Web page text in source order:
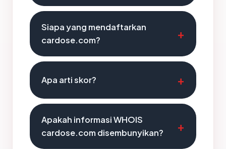
Siapa yang mendaftarkan
cardose.com?
Apa arti skor?
Apakah informasi WHOIS
cardose.com disembunyikan?